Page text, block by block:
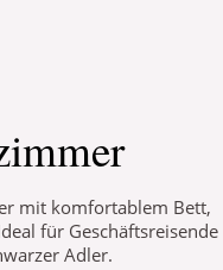
mit komfortablem Bett,
für Geschäftsreisende
Adler.